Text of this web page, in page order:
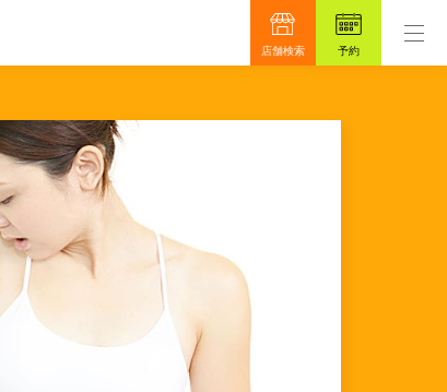
もっと真面目に、もっと安心を目指して48年
店舗検索 予約